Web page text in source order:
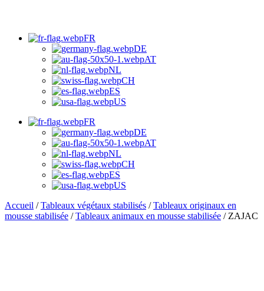
FR
DE
AT
NL
CH
ES
US
FR
DE
AT
NL
CH
ES
US
Accueil /Tableaux végétaux stabilisés /Tableaux originaux en
mousse stabilisée /Tableaux animaux en mousse stabilisée / ZAJAC